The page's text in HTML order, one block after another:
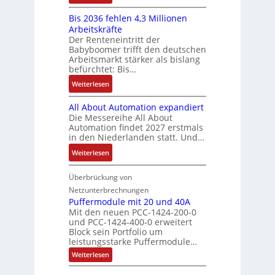
a
h
m
e
,
g
e
p
ä
g
t
d
u
r
d
a
s
A
u
s
s
e
m
e
ü
h
r
e
r
z
u
m
V
o
r
s
t
a
d
d
e
s
V
D
M
A
E
r
g
e
b
n
i
s
s
e
b
e
s
t
ä
t
i
g
e
n
J
a
b
s
-
u
n
d
M
a
r
k
e
t
n
e
i
t
e
r
b
e
K
I
b
r
a
u
c
h
t
S
t
r
u
k
u
r
Bis 2036 fehlen 4,3 Millionen
Arbeitskräfte
Der Renteneintritt der
Babyboomer trifft den deutschen
Arbeitsmarkt stärker als bislang
befürchtet: Bis…
Weiterlesen:
B
i
s
2
0
3
6
f
e
h
l
e
n
4
,
All About Automation expandiert
Die Messereihe All About
Automation findet 2027 erstmals
in den Niederlanden statt. Und…
Weiterlesen:
A
l
A
b
o
u
t
A
u
Überbrückung von
Netzunterbrechnungen
Puffermodule mit 20 und 40A
Mit den neuen PCC-1424-200-0
und PCC-1424-400-0 erweitert
Block sein Portfolio um
leistungsstarke Puffermodule…
Weiterlesen:
P